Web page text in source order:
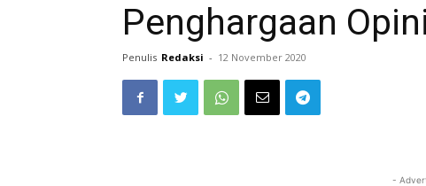
Penghargaan
Penulis Redaksi - 12 November 2020
-